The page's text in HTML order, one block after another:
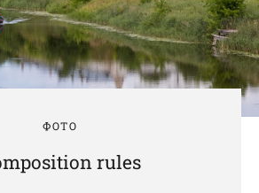
ФОТО
rules